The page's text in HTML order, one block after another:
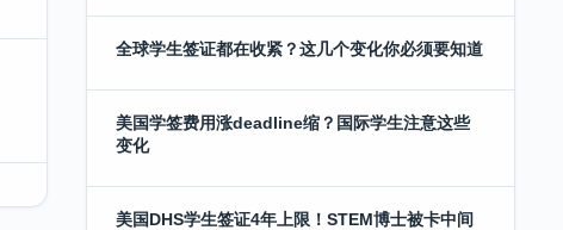
全球学生签证都在收紧？这几个变化你必须要知道
美国学签费用涨deadline缩？国际学生注意这些
变化
美国DHS学生签证4年上限！STEM博士被卡中间